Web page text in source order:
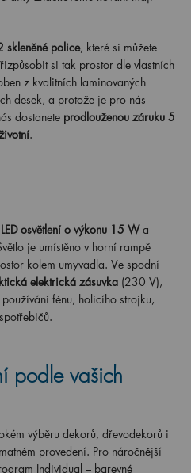
skleněné police, které si můžete
si tak prostor dle vlastních
z kvalitních laminovaných
desek, a protože je pro nás
dostanete prodlouženou záruku 5
.
LED osvětlení o výkonu 15 W a
je umístěno v horní rampě
kolem umyvadla. Ve spodní
elektrická zásuvka (230 V),
fénu, holicího strojku,
podle vašich
výběru dekorů, dřevodekorů i
provedení. Pro náročnější
Individual – barevné